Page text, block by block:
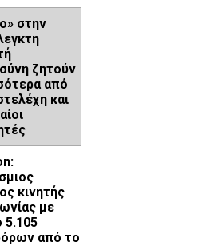
στην
ζητούν
από
και
κινητής
με
5.105
από το